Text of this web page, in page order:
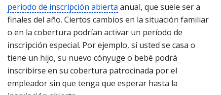
período de inscripción abierta anual, que suele ser a
finales del año. Ciertos cambios en la situación familiar
o en la cobertura podrían activar un período de
inscripción especial. Por ejemplo, si usted se casa o
tiene un hijo, su nuevo cónyuge o bebé podrá
inscribirse en su cobertura patrocinada por el
empleador sin que tenga que esperar hasta la